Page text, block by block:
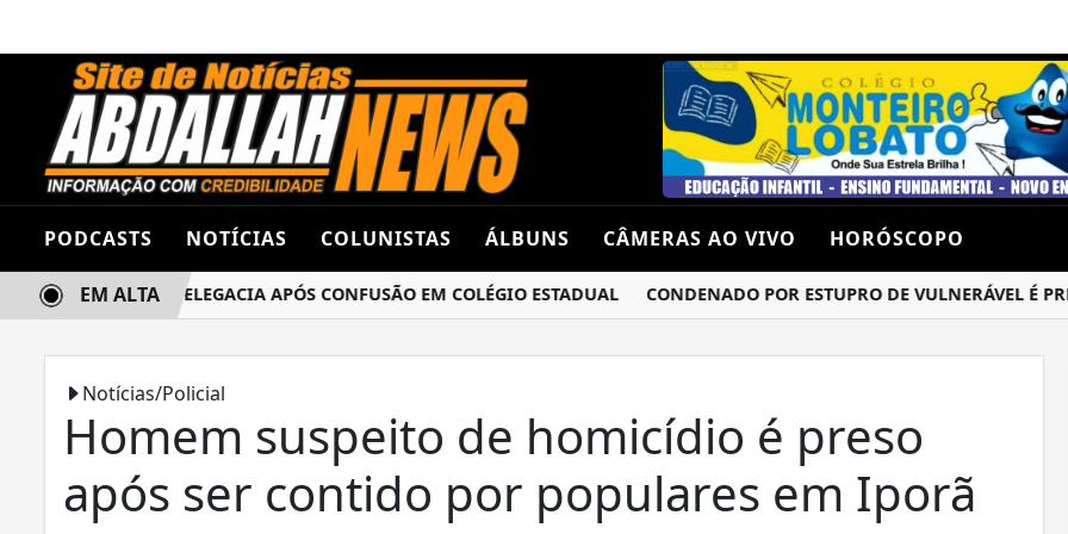
PODCASTS NOTÍCIAS COLUNISTAS ÁLBUNS CÂMERAS AO VIVO HORÓSCOPO
TERMINA NA DELEGACIA APÓS CONFUSÃO EM COLÉGIO ESTADUAL CONDENADO POR ESTUPRO DE VULNERÁVEL É
EM ALTA
Notícias/Policial
Homem suspeito de homicídio é preso
após ser contido por populares em Iporã